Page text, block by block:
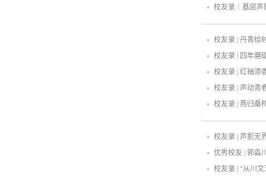
校友录｜基层声
校友录 | 丹青绘
校友录 | 四年磨
校友录 | 红袖
校友录 | 声动青
校友录 | 燕归桑
校友录 | 声影无
优秀校友 | 郭淼
校友录 | “从川